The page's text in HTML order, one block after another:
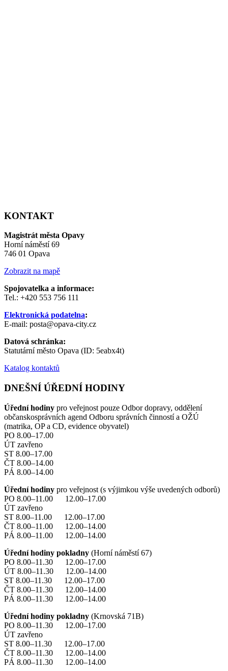
KONTAKT
Magistrát města Opavy
Horní náměstí 69
746 01 Opava
Zobrazit na mapě
Spojovatelka a informace:
Tel.: +420 553 756 111
Elektronická podatelna:
E-mail: posta@opava-city.cz
Datová schránka:
Statutární město Opava (ID: 5eabx4t)
Katalog kontaktů
DNEŠNÍ ÚŘEDNÍ HODINY
Úřední hodiny pro veřejnost pouze Odbor dopravy, oddělení
občanskosprávních agend Odboru správních činností a OŽÚ
(matrika, OP a CD, evidence obyvatel)
PO 8.00–17.00
ÚT zavřeno
ST 8.00–17.00
ČT 8.00–14.00
PÁ 8.00–14.00
Úřední hodiny pro veřejnost (s výjimkou výše uvedených odborů)
PO 8.00–11.00 12.00–17.00
ÚT zavřeno
ST 8.00–11.00 12.00–17.00
ČT 8.00–11.00 12.00–14.00
PÁ 8.00–11.00 12.00–14.00
Úřední hodiny pokladny (Horní náměstí 67)
PO 8.00–11.30 12.00–17.00
ÚT 8.00–11.30 12.00–14.00
ST 8.00–11.30 12.00–17.00
ČT 8.00–11.30 12.00–14.00
PÁ 8.00–11.30 12.00–14.00
Úřední hodiny pokladny (Krnovská 71B)
PO 8.00–11.30 12.00–17.00
ÚT zavřeno
ST 8.00–11.30 12.00–17.00
ČT 8.00–11.30 12.00–14.00
PÁ 8.00–11.30 12.00–14.00